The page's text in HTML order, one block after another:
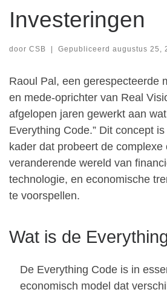
Investeringen
door CSB Gepubliceerd augustus 25,
Raoul Pal, een gerespecteerde
en mede-oprichter van Real
afgelopen jaren gewerkt aan
Everything Code.” Dit concept
kader dat probeert de complexe
veranderende wereld van
technologie, en economische
te voorspellen.
Wat is de
De Everything Code is in
economisch model dat